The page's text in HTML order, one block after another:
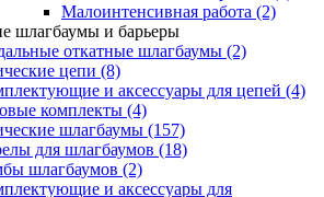
Малоинтенсивная работа (2)
шлагбаумы и барьеры
откатные шлагбаумы (2)
цепи (8)
и аксессуары для цепей (4)
комплекты (4)
шлагбаумы (157)
для шлагбаумов (18)
шлагбаумов (2)
и аксессуары для